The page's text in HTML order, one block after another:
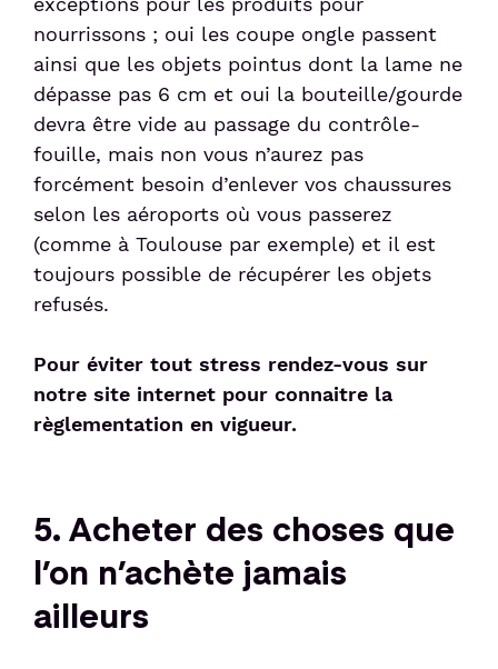
nourrissons ; oui les coupe ongle passent
ainsi que les objets pointus dont la lame ne
dépasse pas 6 cm et oui la bouteille/gourde
devra être vide au passage du contrôle-
fouille, mais non vous n’aurez pas
forcément besoin d’enlever vos chaussures
selon les aéroports où vous passerez
(comme à Toulouse par exemple) et il est
toujours possible de récupérer les objets
refusés.
Pour éviter tout stress rendez-vous sur
notre site internet pour connaitre la
règlementation en vigueur.
5. Acheter des choses que
l’on n’achète jamais
ailleurs